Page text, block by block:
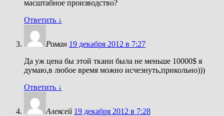
масштабное производство?
Ответить ↓
Роман 19 декабря 2012 в 7:27
Да уж цена бы этой ткани была не меньше 10000$ я
думаю,в любое время можно исчезнуть,прикольно)))
Ответить ↓
Алексей 19 декабря 2012 в 7:28